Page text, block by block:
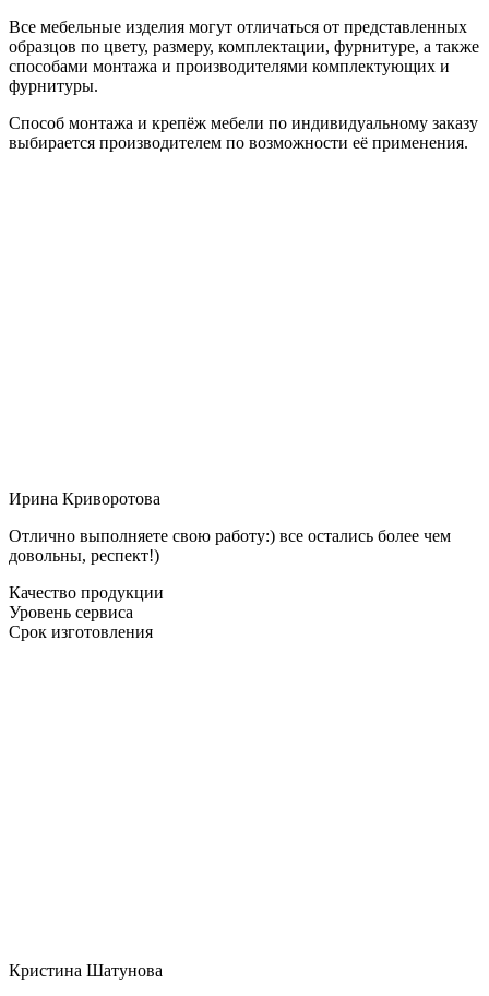
Все мебельные изделия могут отличаться от представленных
образцов по цвету, размеру, комплектации, фурнитуре, а также
способами монтажа и производителями комплектующих и
фурнитуры.
Способ монтажа и крепёж мебели по индивидуальному заказу
выбирается производителем по возможности её применения.
Ирина Криворотова
Отлично выполняете свою работу:) все остались более чем
довольны, респект!)
Качество продукции
Уровень сервиса
Срок изготовления
Кристина Шатунова